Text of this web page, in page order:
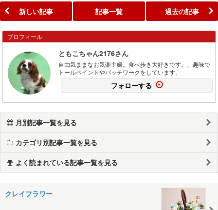
新しい記事 記事一覧 過去の記事
プロフィール
ともこちゃん2176さん
自由気ままなお気楽主婦。食べ歩き大好きです。、趣味で
トールペイントやパッチワークをしています。
フォローする
月別記事一覧を見る
カテゴリ別記事一覧を見る
よく読まれている記事一覧を見る
クレイフラワー